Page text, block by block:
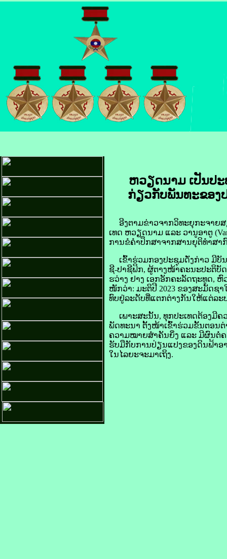
ຫວຽດນາມ ເປັນ​ປ
ກ່ຽວ​ກັບ​ພັນທະ​ຂອງ​
ອີງ​ຕາມ​ຂ່າວ​ຈາກ​ວິທະຍຸ​ກະຈາຍສ
ເທດ ຫວຽດນາມ ແລະ ວາ​ນູ​ອາ​ຕູ
ການ​ຂໍ​ຄຳ​ປຶກສາ​ຈາກ​ສານ​ຍຸຕິ​ທຳ​ສາ
ເຂົ້າ​ຮ່ວມ​ກອງ​ປະຊຸມ​ດັ່ງກ່າວ ມີ​ບັ
ຊີ-ປາ​ຊີ​ຟິກ, ຜູ້ຕາງໜ້າ​ຄະນະ​ປະຕິບັ
ຮວ່​​າງ ​ຢາງ ເອກ​ອັກ​ຄະ​ລັດ​ຖະ​ທູດ,
ໜັກ​ວ່າ: ມະຕິ​ປີ 2023 ຂອງ​ສະມັດຊ
ທົບ​ຢູ່​ລະດັບ​ທີ່​ແຕກ​ຕ່າງ​ກັນ​ໃຫ້​ແຕ່​ລະ​
ເພາະສະນັ້ນ, ທຸກ​ປະເທດ​ຕ້ອງ​ມີ​ຄ
ພັດທະນາ ຕັ້ງໜ້າ​ເຂົ້າ​ຮ່ວມ​ຂັ້ນຕອນ
ຄວາມ​ໝາຍ​ສຳຄັນ​ຍິ່ງ ແລະ ມີ​ຜົນ​ຕໍ່​
ຮັບ​ມື​ກັບ​ການ​ປ່ຽນແປງ​ຂອງ​ດິນ​ຟ້າ​ອ
ໃນ​ໄລຍະ​ຈະ​ມາ​ເຖິງ.